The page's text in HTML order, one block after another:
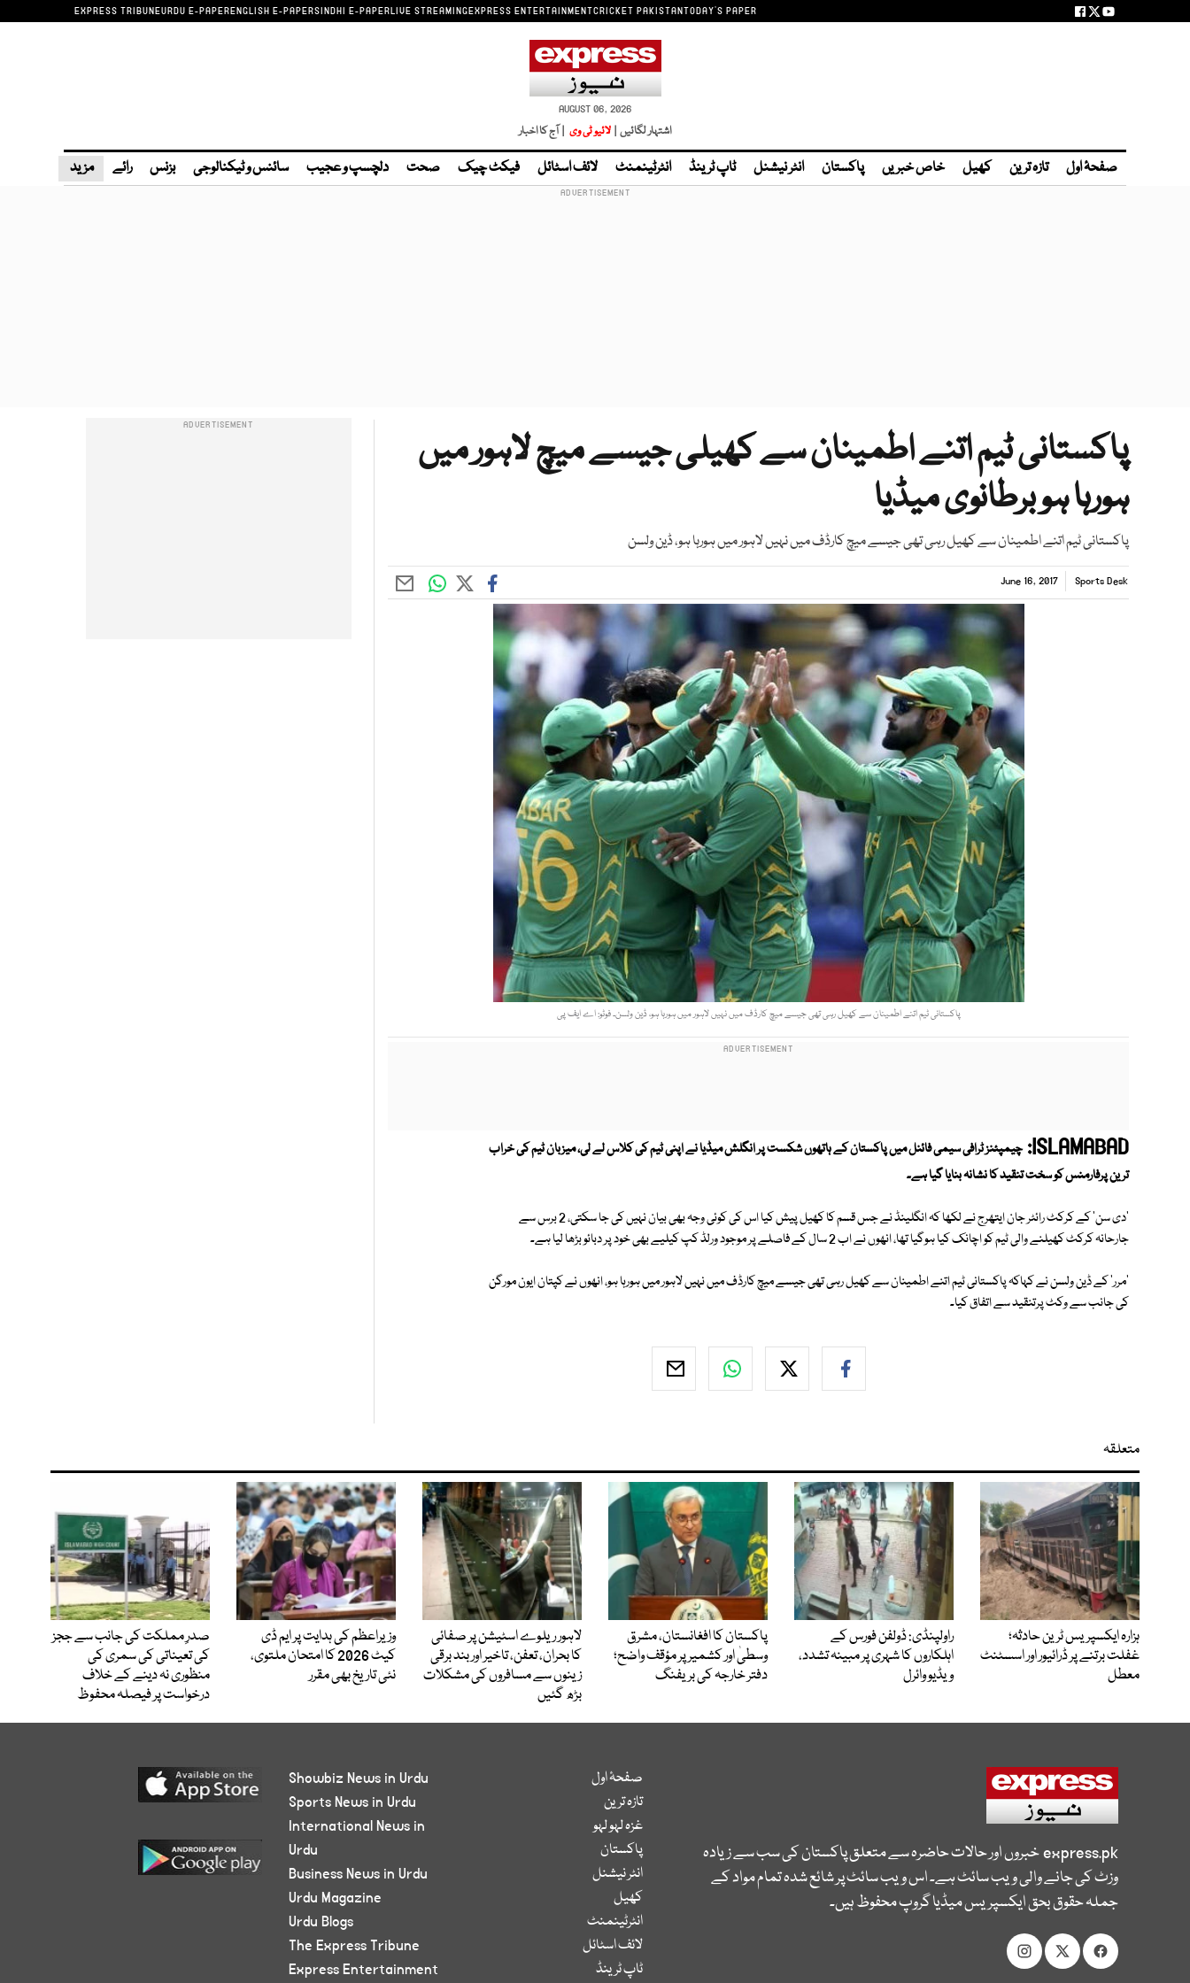
EXPRESS TRIBUNEURDU E-PAPERENGLISH E-PAPERSINDHI E-PAPERLIVE STREAMINGEXPRESS ENTERTAINMENTCRICKET PAKISTANTODAY'S PAPER
AUGUST 06, 2026
اشتہار لگائیں | لائیو ٹی وی | آج کا اخبار
صفحۂ اول تازہ ترین کھیل خاص خبریں پاکستان انٹر نیشنل ٹاپ ٹرینڈ انٹرٹینمنٹ لائف اسٹائل فیکٹ چیک صحت دلچسپ و عجیب سائنس و ٹیکنالوجی بزنس رائے مزید
پاکستانی ٹیم اتنے اطمینان سے کھیلی جیسے میچ لاہور میں
ہورہا ہو برطانوی میڈیا
پاکستانی ٹیم اتنے اطمینان سے کھیل رہی تھی جیسے میچ کارڈف میں نہیں لاہور میں ہورہا ہو، ڈین ولسن
Sports Desk
June 16, 2017
پاکستانی ٹیم اتنے اطمینان سے کھیل رہی تھی جیسے میچ کارڈف میں نہیں لاہور میں ہورہا ہو، ڈین ولسن۔ فوٹو: اے ایف پی
ISLAMABAD: چیمپئنز ٹرافی سیمی فائنل میں پاکستان کے ہاتھوں شکست پر انگلش میڈیا نے اپنی ٹیم کی کلاس لے لی، میزبان ٹیم کی خراب
ترین پرفارمنس کو سخت تنقید کا نشانہ بنایا گیا ہے۔
'دی سن' کے کرکٹ رائٹر جان ایتھرج نے لکھا کہ انگلینڈ نے جس قسم کا کھیل پیش کیا اس کی کوئی وجہ بھی بیان نہیں کی جا سکتی، 2 برس سے
جارحانہ کرکٹ کھیلنے والی ٹیم کو اچانک کیا ہوگیا تھا، انھوں نے اب 2 سال کے فاصلے پر موجود ورلڈ کپ کیلیے بھی خود پر دبائو بڑھا لیا ہے۔
'مرر' کے ڈین ولسن نے کہاکہ پاکستانی ٹیم اتنے اطمینان سے کھیل رہی تھی جیسے میچ کارڈف میں نہیں لاہور میں ہورہا ہو، انھوں نے کپتان ایون مورگن
کی جانب سے وکٹ پرتنقید سے اتفاق کیا۔
متعلقہ
ہزارہ ایکسپریس ٹرین حادثہ؛
غفلت برتنے پر ڈرائیور اور اسسٹنٹ
معطل
راولپنڈی: ڈولفن فورس کے
اہلکاروں کا شہری پر مبینہ تشدد،
ویڈیو وائرل
پاکستان کا افغانستان، مشرق
وسطیٰ اور کشمیر پر مؤقف واضح؛
دفتر خارجہ کی بریفنگ
لاہور ریلوے اسٹیشن پر صفائی
کا بحران، تعفن، تاخیر اور بند برقی
زینوں سے مسافروں کی مشکلات
بڑھ گئیں
وزیراعظم کی ہدایت پر ایم ڈی
کیٹ 2026 کا امتحان ملتوی،
نئی تاریخ بھی مقرر
صدرِ مملکت کی جانب سے ججز
کی تعیناتی کی سمری کی
منظوری نہ دینے کے خلاف
درخواست پر فیصلہ محفوظ
express.pkخبروں اور حالات حاضرہ سے متعلق پاکستان کی سب سے زیادہ
وزٹ کی جانے والی ویب سائٹ ہے۔ اس ویب سائٹ پر شائع شدہ تمام مواد کے
جملہ حقوق بحق ایکسپریس میڈیا گروپ محفوظ ہیں۔
صفحۂ اول
تازہ ترین
غزہ لہو لہو
پاکستان
انٹر نیشنل
کھیل
انٹرٹینمنٹ
لائف اسٹائل
ٹاپ ٹرینڈ
Showbiz News in Urdu
Sports News in Urdu
International News in
Urdu
Business News in Urdu
Urdu Magazine
Urdu Blogs
The Express Tribune
Express Entertainment